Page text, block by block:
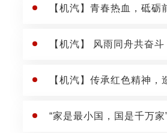
【机汽】青春热血，砥
【机汽】 风雨同舟共奋
【机汽】传承红色精神，
“家是最小国，国是千万